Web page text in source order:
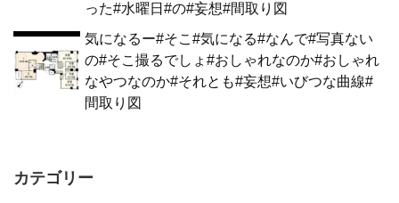
った#水曜日#の#妄想#間取り図
気になるー#そこ#気になる#なんで#写真ない
の#そこ撮るでしょ#おしゃれなのか#おしゃれ
なやつなのか#それとも#妄想#いびつな曲線#
間取り図
カテゴリー